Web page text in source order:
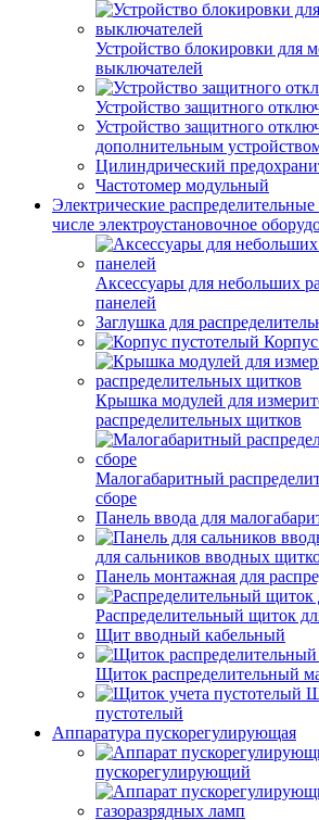
Устройство блокировки для
выключателей
Устройство защитного
Устройство защитного
дополнительным
Цилиндрический
Частотомер модульный
Электрические
числе электроустановочное
Аксессуары для небольших
панелей
Заглушка для
Крышка модулей для
распределительных щитков
Малогабаритный
сборе
Панель ввода для
для сальников вводных
Панель монтажная для
Распределительный щиток
Щит вводный кабельный
Щиток распределительный
пустотелый
Аппаратура пускорегулирующая
пускорегулирующий